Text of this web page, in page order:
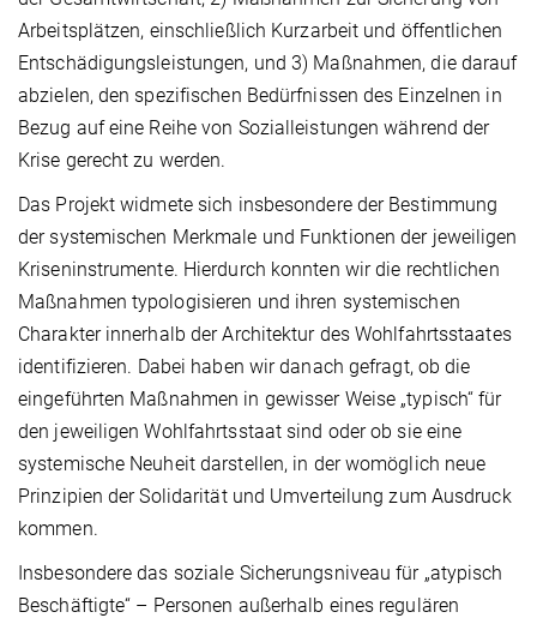
Arbeitsplätzen, einschließlich Kurzarbeit und öffentlichen
Entschädigungsleistungen, und 3) Maßnahmen, die darauf
abzielen, den spezifischen Bedürfnissen des Einzelnen in
Bezug auf eine Reihe von Sozialleistungen während der
Krise gerecht zu werden.
Das Projekt widmete sich insbesondere der Bestimmung
der systemischen Merkmale und Funktionen der jeweiligen
Kriseninstrumente. Hierdurch konnten wir die rechtlichen
Maßnahmen typologisieren und ihren systemischen
Charakter innerhalb der Architektur des Wohlfahrtsstaates
identifizieren. Dabei haben wir danach gefragt, ob die
eingeführten Maßnahmen in gewisser Weise „typisch“ für
den jeweiligen Wohlfahrtsstaat sind oder ob sie eine
systemische Neuheit darstellen, in der womöglich neue
Prinzipien der Solidarität und Umverteilung zum Ausdruck
kommen.
Insbesondere das soziale Sicherungsniveau für „atypisch
Beschäftigte“ – Personen außerhalb eines regulären